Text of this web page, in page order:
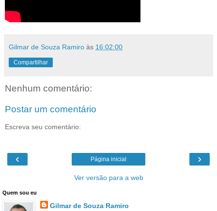
Gilmar de Souza Ramiro às 16:02:00
Compartilhar
Nenhum comentário:
Postar um comentário
Escreva seu comentário:
‹ ›
Página inicial
Ver versão para a web
Quem sou eu
Gilmar de Souza Ramiro